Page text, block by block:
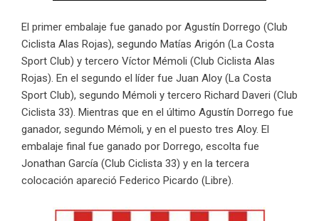
El primer embalaje fue ganado por Agustín Dorrego (Club
Ciclista Alas Rojas), segundo Matías Arigón (La Costa
Sport Club) y tercero Víctor Mémoli (Club Ciclista Alas
Rojas). En el segundo el líder fue Juan Aloy (La Costa
Sport Club), segundo Mémoli y tercero Richard Daveri (Club
Ciclista 33). Mientras que en el último Agustín Dorrego fue
ganador, segundo Mémoli, y en el puesto tres Aloy. El
embalaje final fue ganado por Dorrego, escolta fue
Jonathan García (Club Ciclista 33) y en la tercera
colocación apareció Federico Picardo (Libre).